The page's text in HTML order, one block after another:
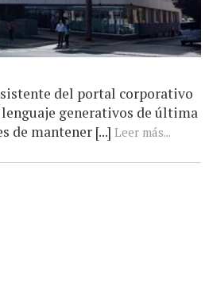
del portal corporativo
generativos de última
de mantener [...] Leer más...